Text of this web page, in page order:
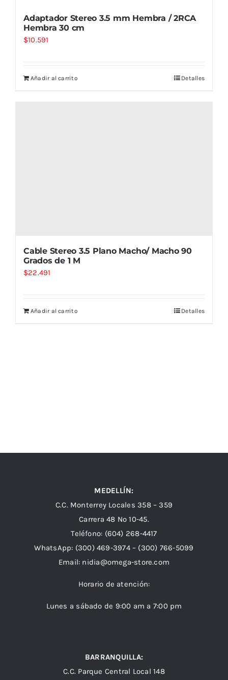
Adaptador Stereo 3.5 mm Hembra / 2RCA
Hembra 30 cm
$10.591
Añadir al carrito Detalles
Cable Stereo 3.5 Plano Macho/ Macho 90
Grados de 1 M
$22.491
Añadir al carrito Detalles
MEDELLÍN:
C.C. Monterrey Locales 358 – 359
Carrera 48 Nº 10-45.
Teléfono: (604) 268-4417
WhatsApp: (300) 469-3974 – (300) 766-5099
Email: nidia@omega-store.com
Horario de atención:
Lunes a sábado de 9:00 am a 7:00 pm
BARRANQUILLA:
C.C. Parque Central Local 148